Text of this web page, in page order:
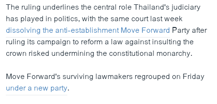
The ruling underlines the central role Thailand's judiciary
has played in politics, with the same court last week
dissolving the anti-establishment Move Forward Party after
ruling its campaign to reform a law against insulting the
crown risked undermining the constitutional monarchy.
Move Forward's surviving lawmakers regrouped on Friday
under a new party.